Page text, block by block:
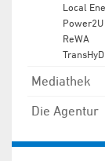
Local
Power2U
ReWA
Mediathek
Die Agentur